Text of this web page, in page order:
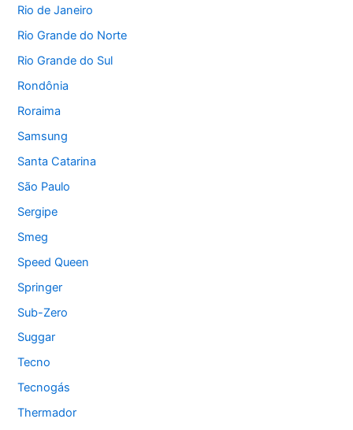
Rio de Janeiro
Rio Grande do Norte
Rio Grande do Sul
Rondônia
Roraima
Samsung
Santa Catarina
São Paulo
Sergipe
Smeg
Speed Queen
Springer
Sub-Zero
Suggar
Tecno
Tecnogás
Thermador